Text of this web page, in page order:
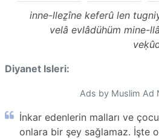
inne-lleẕîne keferû len
velâ evlâdühüm mine-
Diyanet Isleri:
Ads by Muslim Ad
İnkar edenlerin malları ve
onlara bir şey sağlamaz. İşte